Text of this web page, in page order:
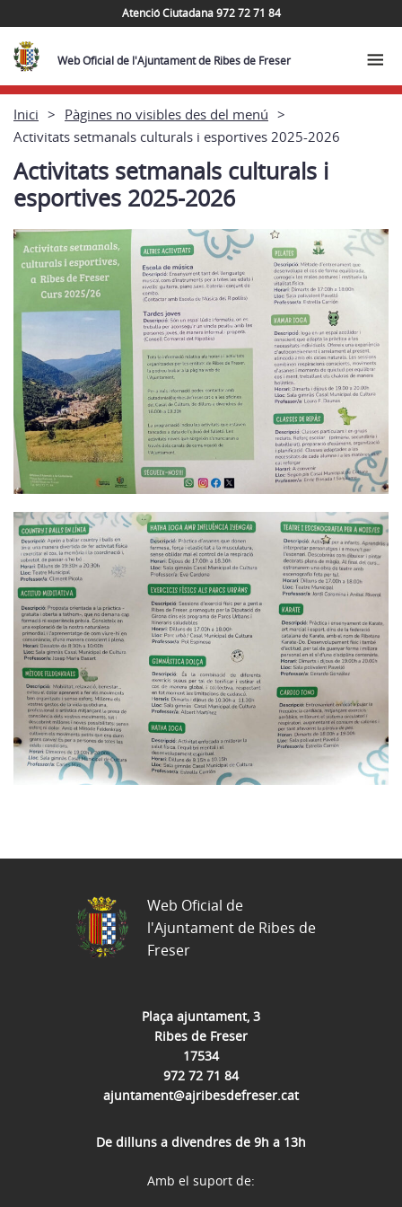
Atenció Ciutadana 972 72 71 84
Web Oficial de l'Ajuntament de Ribes de Freser
Inici
Pàgines no visibles des del menú
Activitats setmanals culturals i esportives 2025-2026
Activitats setmanals culturals i
esportives 2025-2026
Plaça ajuntament, 3
Ribes de Freser
17534
972 72 71 84
ajuntament@ajribesdefreser.cat
De dilluns a divendres de 9h a 13h
Web Oficial de
l'Ajuntament de Ribes de
Freser
Amb el suport de: